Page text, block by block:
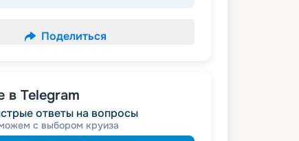
Поделиться
в Telegram
ответы на вопросы
с выбором круиза